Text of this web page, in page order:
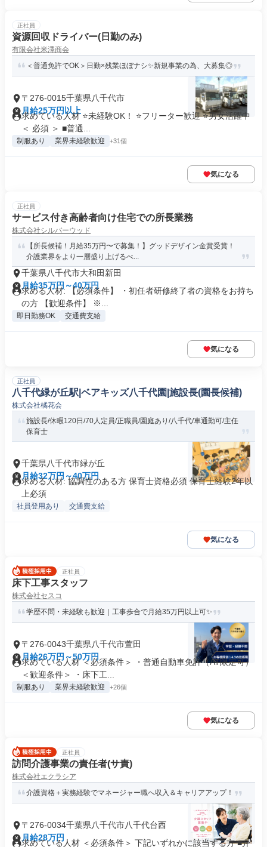
正社員
資源回収ドライバー(日勤のみ)
有限会社米澤商会
＜普通免許でOK＞日勤×残業ほぼナシ✨新規事業の為、大募集◎
〒276-0015千葉県八千代市
月給25万円以上
求めている人材 ⭐未経験OK！ ⭐フリーター歓迎 ⭐男女活躍中
＜ 必須 ＞ ■普通...
制服あり 業界未経験歓迎 +31個
気になる
正社員
サービス付き高齢者向け住宅での所長業務
株式会社シルバーウッド
【所長候補！月給35万円〜で募集！】グッドデザイン金賞受賞！
介護業界をより一層盛り上げるべ...
千葉県八千代市大和田新田
月給35万円～40万円
求める人材: 【必須条件】 ・初任者研修終了者の資格をお持ち
の方 【歓迎条件】 ※...
即日勤務OK 交通費支給
気になる
正社員
八千代緑が丘駅|ベアキッズ八千代園|施設長(園長候補)
株式会社橘花会
施設長/休暇120日/70人定員/正職員/園庭あり/八千代/車通勤可/主任
保育士
千葉県八千代市緑が丘
月給32万円～40万円
求める人材: 協調性のある方 保育士資格必須 保育士経験2年以
上必須
社員登用あり 交通費支給
気になる
正社員
床下工事スタッフ
株式会社セスコ
学歴不問・未経験も歓迎｜工事歩合で月給35万円以上可✨
〒276-0043千葉県八千代市萱田
月給26万円～50万円
求めている人材 ＜必須条件＞ ・普通自動車免許（AT限定可）
＜歓迎条件＞ ・床下工...
制服あり 業界未経験歓迎 +26個
気になる
正社員
訪問介護事業の責任者(サ責)
株式会社エクラシア
介護資格＋実務経験でマネージャー職へ収入＆キャリアアップ！
〒276-0034千葉県八千代市八千代台西
月給28万円
求めている人材 ＜必須条件＞ 下記いずれかに該当する方 ■介